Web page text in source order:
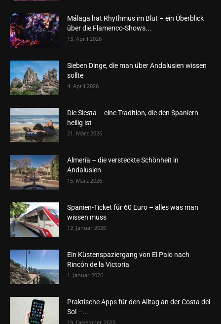
Málaga hat Rhythmus im Blut – ein Überblick
über die Flamenco-Shows...
13. April 2026
Sieben Dinge, die man über Andalusien wissen
sollte
4. April 2026
Die Siesta – eine Tradition, die den Spaniern
heilig ist
21. März 2026
Almería – die versteckte Schönheit in
Andalusien
15. März 2026
Spanien-Ticket für 60 Euro – alles was man
wissen muss
12. Januar 2026
Ein Küstenspaziergang von El Palo nach
Rincón de la Victoria
1. Januar 2026
Praktische Apps für den Alltag an der Costa del
Sol –...
19. Dezember 2025